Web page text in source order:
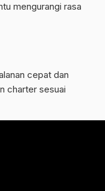
mengurangi rasa
cepat dan
charter sesuai